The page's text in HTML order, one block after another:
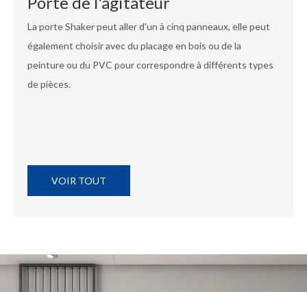
La porte Shaker peut aller d'un à cinq panneaux, elle peut
également choisir avec du placage en bois ou de la
peinture ou du PVC pour correspondre à différents types
de pièces.
VOIR TOUT